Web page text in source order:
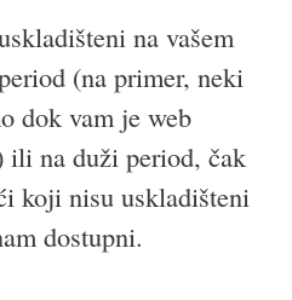
na vašem
(na primer, neki
dok vam je web
ili na duži period, čak
koji nisu uskladišteni
dostupni.